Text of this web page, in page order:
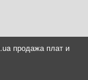
продажа плат и